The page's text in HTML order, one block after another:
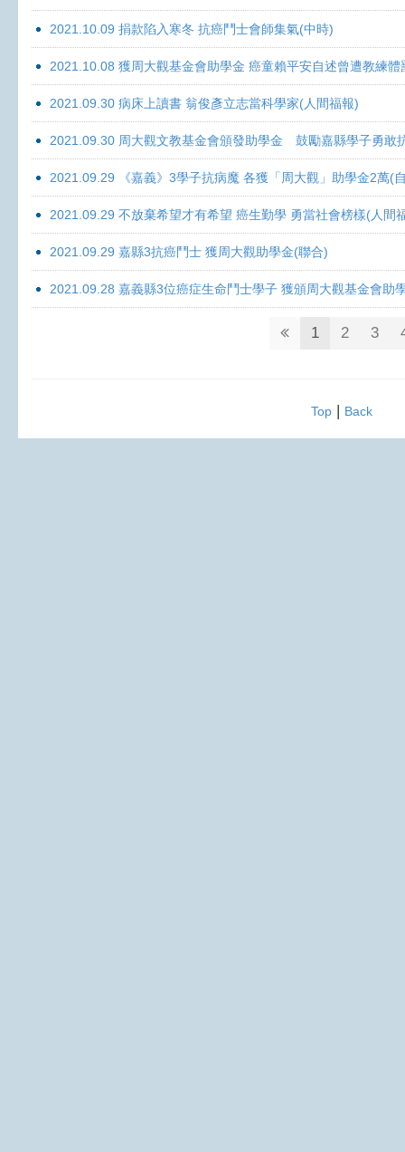
2021.10.09 捐款陷入寒冬 抗癌鬥士會師集氣(中時)
2021.10.08 獲周大觀基金會助學金 癌童賴平安自述曾遭教練體
2021.09.30 病床上讀書 翁俊彥立志當科學家(人間福報)
2021.09.30 周大觀文教基金會頒發助學金 鼓勵嘉縣學子勇敢
2021.09.29 《嘉義》3學子抗病魔 各獲「周大觀」助學金2萬(
2021.09.29 不放棄希望才有希望 癌生勤學 勇當社會榜樣(人間
2021.09.29 嘉縣3抗癌鬥士 獲周大觀助學金(聯合)
2021.09.28 嘉義縣3位癌症生命鬥士學子 獲頒周大觀基金會助
1 2 3
Top| Back